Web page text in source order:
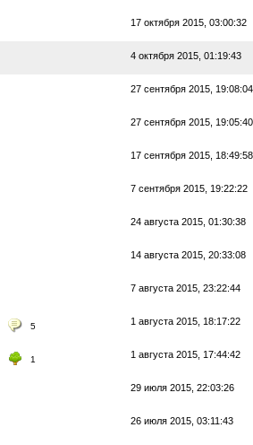
17 октября 2015, 03:00:32
4 октября 2015, 01:19:43
27 сентября 2015, 19:08:04
27 сентября 2015, 19:05:40
17 сентября 2015, 18:49:58
7 сентября 2015, 19:22:22
24 августа 2015, 01:30:38
14 августа 2015, 20:33:08
7 августа 2015, 23:22:44
5 1 августа 2015, 18:17:22
1 1 августа 2015, 17:44:42
29 июля 2015, 22:03:26
26 июля 2015, 03:11:43